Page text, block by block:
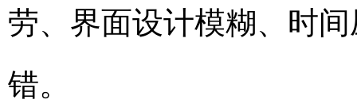
劳、界面设计模糊、时
错。